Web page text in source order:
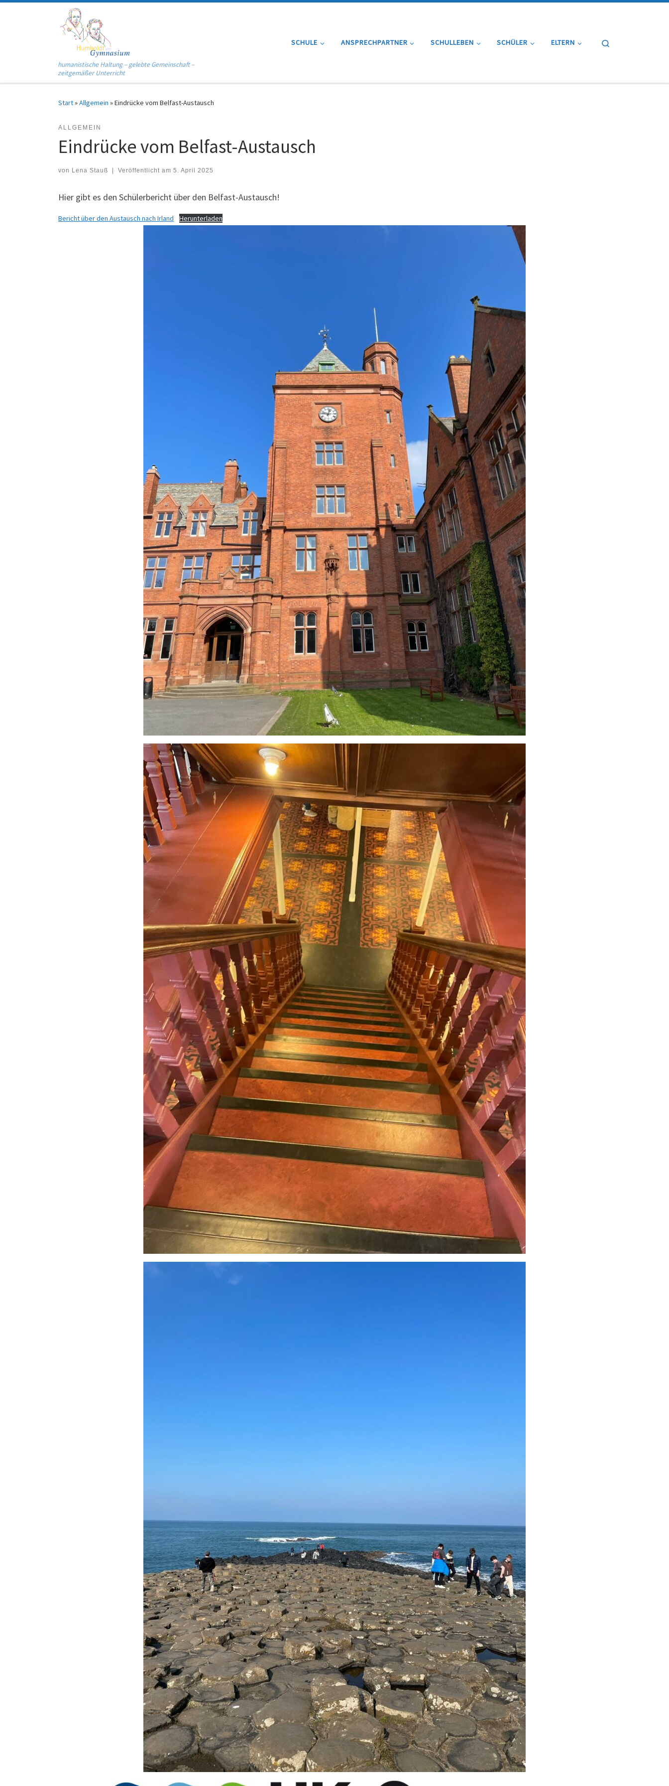
Zum Inhalt springen
humanistische Haltung – gelebte Gemeinschaft –
zeitgemäßer Unterricht
SCHULE ANSPRECHPARTNER SCHULLEBEN SCHÜLER ELTERN
Start»Allgemein »Eindrücke vom Belfast-Austausch
ALLGEMEIN
Eindrücke vom Belfast-Austausch
von Lena Stauß Veröffentlicht am 5. April 2025
Hier gibt es den Schülerbericht über den Belfast-Austausch!
Bericht über den Austausch nach Irland Herunterladen